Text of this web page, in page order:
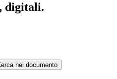
digitali.
nel documento